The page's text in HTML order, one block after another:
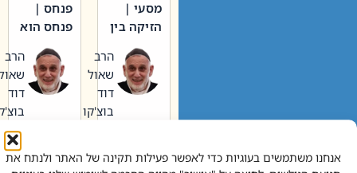
אנחנו משתמשים בעוגיות כדי לאפשר פעילות תקינה של האתר ולנתח את
מסעי |
הזיקה בין
הגדול לעם הרב
שאול
דוד
בוצ'קו
לשמוע קול תורה – מדרש
פנחס |
פנחס הוא
אליהו: בין
קנאות
הורסת
לקנאות
בונה
הרב
שאול
דוד
בוצ'קו
לשמוע קול